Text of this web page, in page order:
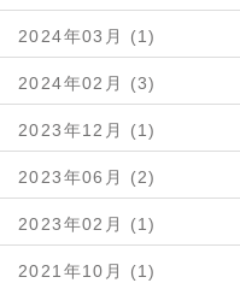
2024年03月 (1)
2024年02月 (3)
2023年12月 (1)
2023年06月 (2)
2023年02月 (1)
2021年10月 (1)